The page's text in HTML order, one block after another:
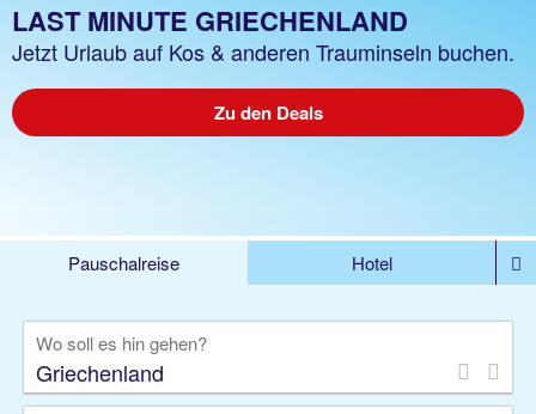
LAST MINUTE GRIECHENLAND
Jetzt Urlaub auf Kos & anderen Trauminseln buchen.
Zu den Deals
Pauschalreise
Hotel
Rundreise
Kreuzfahrt
Gruppenreise
Camper Privattransfer
Wo soll es hin gehen?